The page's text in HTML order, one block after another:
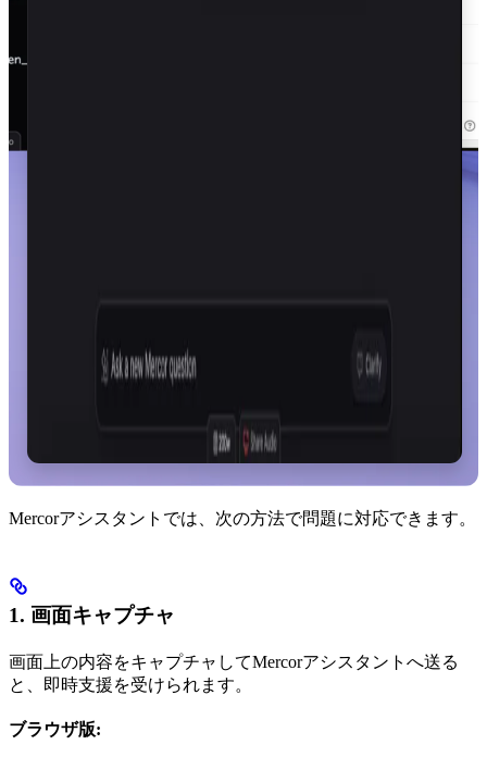
Mercorアシスタントでは、次の方法で問題に対応できます。
1. 画面キャプチャ
画面上の内容をキャプチャしてMercorアシスタントへ送る
と、即時支援を受けられます。
ブラウザ版: